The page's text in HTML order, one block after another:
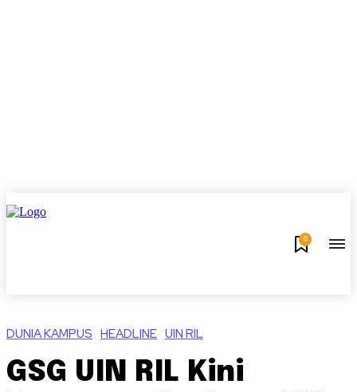
0
DUNIA KAMPUS HEADLINE UIN RIL
GSG UIN RIL Kini